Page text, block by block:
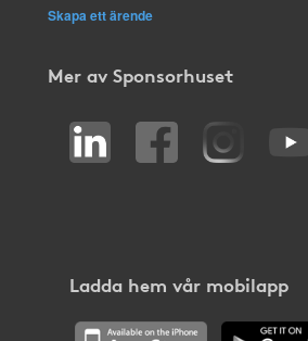
Skapa ett ärende
Mer av Sponsorhuset
Ladda hem vår mobilapp